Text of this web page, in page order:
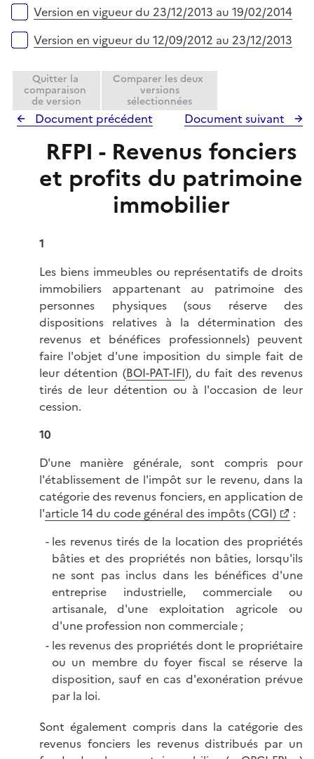
Version en vigueur du 23/12/2013 au 19/02/2014
Version en vigueur du 12/09/2012 au 23/12/2013
Quitter la
comparaison
de version
Comparer les deux
versions
sélectionnées
Document précédent Document suivant
RFPI - Revenus fonciers
et profits du patrimoine
immobilier
1
Les biens immeubles ou représentatifs de droits
immobiliers appartenant au patrimoine des
personnes physiques (sous réserve des
dispositions relatives à la détermination des
revenus et bénéfices professionnels) peuvent
faire l'objet d'une imposition du simple fait de
leur détention (BOI-PAT-IFI), du fait des revenus
tirés de leur détention ou à l'occasion de leur
cession.
10
D'une manière générale, sont compris pour
l'établissement de l'impôt sur le revenu, dans la
catégorie des revenus fonciers, en application de
l'article 14 du code général des impôts (CGI)
:
les revenus tirés de la location des propriétés
bâties et des propriétés non bâties, lorsqu'ils
ne sont pas inclus dans les bénéfices d'une
entreprise industrielle, commerciale ou
artisanale, d'une exploitation agricole ou
d'une profession non commerciale ;
les revenus des propriétés dont le propriétaire
ou un membre du foyer fiscal se réserve la
disposition, sauf en cas d'exonération prévue
par la loi.
Sont également compris dans la catégorie des
revenus fonciers les revenus distribués par un